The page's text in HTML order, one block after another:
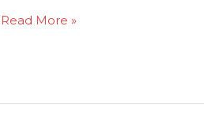
Brasil;
Read More »